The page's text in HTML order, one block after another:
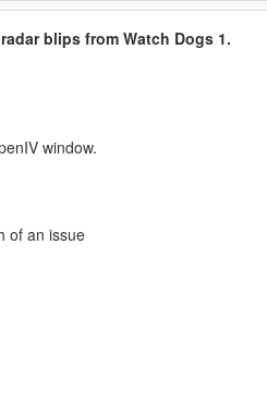
blips from Watch Dogs 1.
window.
of an issue